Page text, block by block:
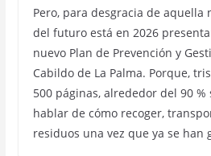
Pero, para desgracia de aquella
del futuro está en 2026
nuevo Plan de Prevención y
Cabildo de La Palma. Porque,
500 páginas, alrededor del 90
hablar de cómo recoger,
residuos una vez que ya se han